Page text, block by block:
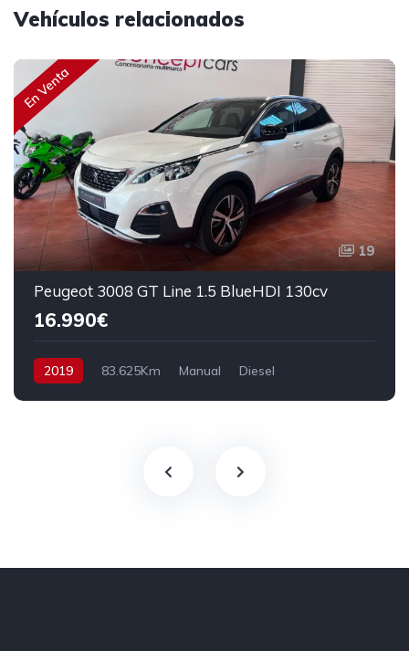
Vehículos relacionados
En Venta
19
Peugeot 3008 GT Line 1.5 BlueHDI 130cv
16.990€
2019 83.625Km Manual
Diesel